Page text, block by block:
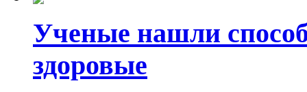
Ученые нашли
здоровые